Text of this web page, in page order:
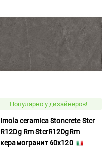
Популярно у дизайнеров!
Imola ceramica Stoncrete Stcr
R12Dg Rm StcrR12DgRm
керамогранит 60x120